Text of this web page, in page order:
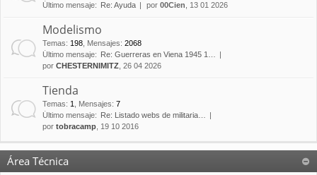
Último mensaje:
Re: Ayuda por 00Cien , 13 01 2026
Modelismo
Temas: 198 Mensajes: 2068
Último mensaje:
Re: Guerreras en Viena 1945 1…
por CHESTERNIMITZ , 26 04 2026
Tienda
Temas: 1 Mensajes: 7
Último mensaje:
Re: Listado webs de militaria…
por tobracamp , 19 10 2016
Área Técnica